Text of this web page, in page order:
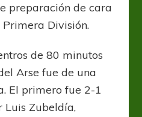
preparación de cara
División.
de 80 minutos
Arse fue de una
El primero fue 2-1
Luis Zubeldía,